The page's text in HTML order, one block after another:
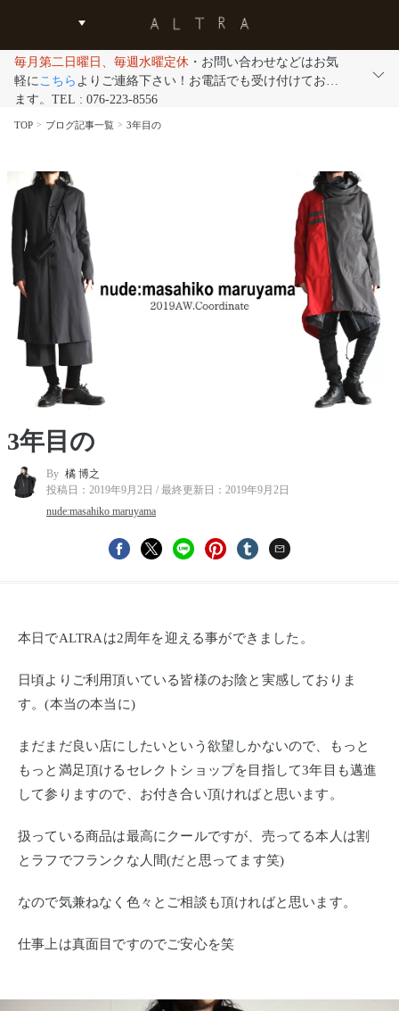
毎月第二日曜日、毎週水曜定休 ・お問い合わせなどはお気
軽にこちら よりご連絡下さい！お電話でも受け付けており
ます。TEL : 076-223-8556
TOP ブログ記事一覧 3年目の
3年目の
By 橘 博之
投稿日： 2019年9月2日 / 最終更新日： 2019年9月2日
nude:masahiko maruyama
本日でALTRAは2周年を迎える事ができました。
日頃よりご利用頂いている皆様のお陰と実感しておりま
す。(本当の本当に)
まだまだ良い店にしたいという欲望しかないので、もっと
もっと満足頂けるセレクトショップを目指して3年目も邁進
して参りますので、お付き合い頂ければと思います。
扱っている商品は最高にクールですが、売ってる本人は割
とラフでフランクな人間(だと思ってます笑)
なので気兼ねなく色々とご相談も頂ければと思います。
仕事上は真面目ですのでご安心を笑